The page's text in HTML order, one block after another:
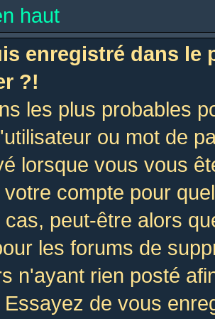
haut
enregistré dans le
?!
les plus probables
ou mot de
lorsque vous vous
compte pour
cas, peut-être alors
les forums de
n'ayant rien posté
de vous